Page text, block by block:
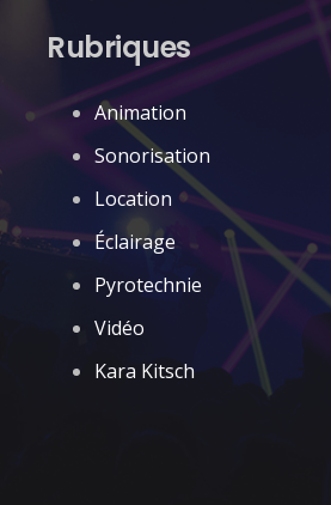
Rubriques
Animation
Sonorisation
Location
Éclairage
Pyrotechnie
Vidéo
Kara Kitsch